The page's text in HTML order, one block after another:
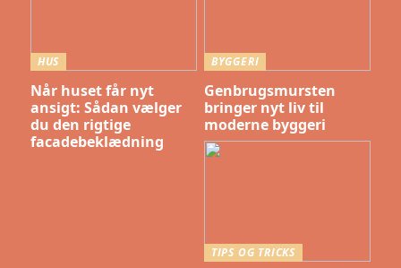
HUS
Når huset får nyt
ansigt: Sådan vælger
du den rigtige
facadebeklædning
BYGGERI
Genbrugsmursten
bringer nyt liv til
moderne byggeri
TIPS OG TRICKS